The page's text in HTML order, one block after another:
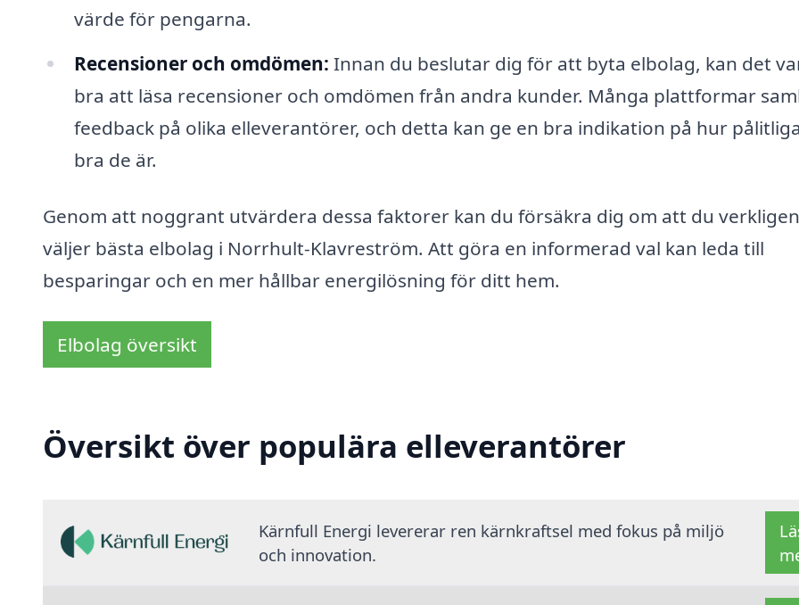
värde för pengarna.
Recensioner och omdömen: Innan du beslutar dig för att byta elbolag, kan det
bra att läsa recensioner och omdömen från andra kunder. Många plattformar
feedback på olika elleverantörer, och detta kan ge en bra indikation på hur
bra de är.
Genom att noggrant utvärdera dessa faktorer kan du försäkra dig om att du verkligen
väljer bästa elbolag i Norrhult-Klavreström. Att göra en informerad val kan leda till
besparingar och en mer hållbar energilösning för ditt hem.
Elbolag översikt
Översikt över populära elleverantörer
Kärnfull Energi levererar ren kärnkraftsel med fokus på miljö
och innovation.